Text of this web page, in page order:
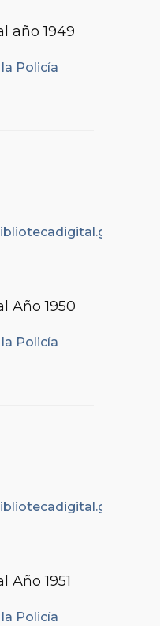
año 1949
Policía
Año 1950
Policía
Año 1951
Policía